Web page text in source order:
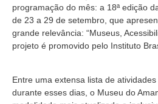
programação do mês: a 18ª edição
de 23 a 29 de setembro, que
grande relevância: “Museus,
projeto é promovido pelo Instituto
Entre uma extensa lista de
durante esses dias, o Museu do